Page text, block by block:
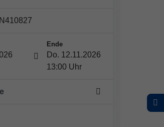
N410827
Ende
Do. 12.11.2026
13:00 Uhr